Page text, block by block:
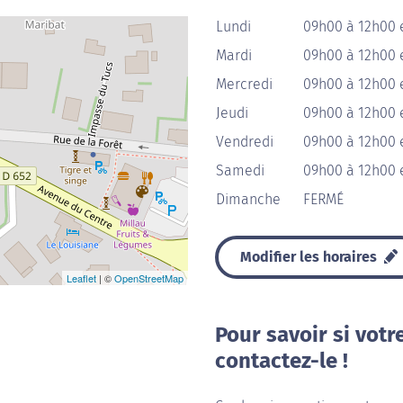
Leaflet | ©OpenStreetMap
Lundi
09h00 à 12h00
Mardi
09h00 à 12h00
Mercredi
09h00 à 12h00
Jeudi
09h00 à 12h00
Vendredi
09h00 à 12h00
Samedi
09h00 à 12h00
Dimanche
FERMÉ
Modifier les horaires
Pour savoir si
contactez-le !